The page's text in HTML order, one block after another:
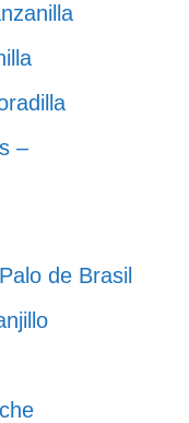
–
de Brasil